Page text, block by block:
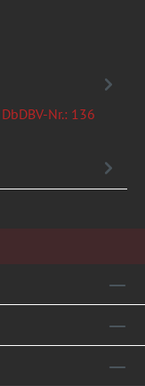
Nr.: 136